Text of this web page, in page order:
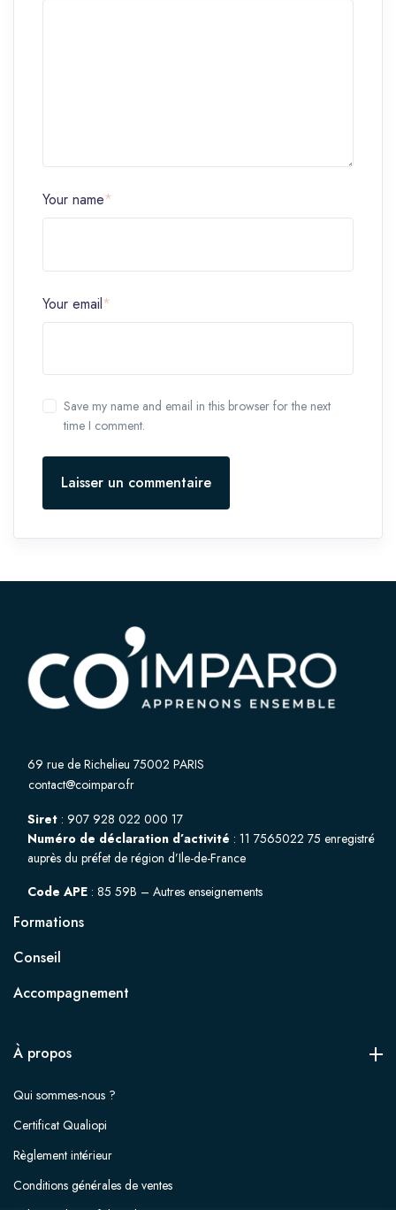
Your name*
Your email*
Save my name and email in this browser for the next
time I comment.
Laisser un commentaire
69 rue de Richelieu 75002 PARIS
contact@coimparo.fr
Siret : 907 928 022 000 17
Numéro de déclaration d’activité : 11 7565022 75 enregistré
auprès du préfet de région d’Ile-de-France
Code APE : 85 59B – Autres enseignements
Formations
Conseil
Accompagnement
À propos
Qui sommes-nous ?
Certificat Qualiopi
Règlement intérieur
Conditions générales de ventes